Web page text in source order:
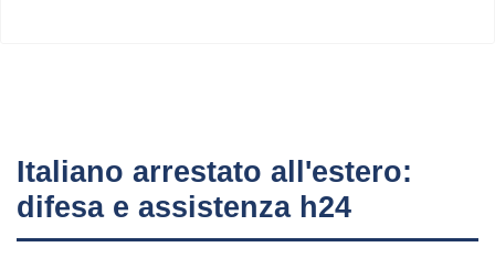
Italiano arrestato all'estero:
difesa e assistenza h24